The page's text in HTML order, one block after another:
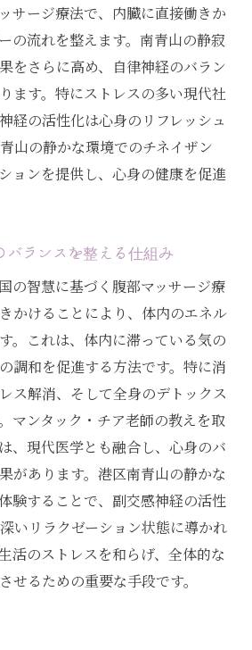
で体験するマンタック・チア老
・チア老師の教えがもたらす心
けるチネイザンの施術とその効
感
かな環境がもたらすリラクゼー
による体内デトックスの仕組み
でのチネイザン体験の具体的な
効果を高めるチネイザンの施術
チネイザンがもたらす健康効果
のデトックス効果を実感する方
合で深いリラクゼーションを南
ネイザン
サージ療法で、内臓に直接働きか
の流れを整えます。南青山の静寂
をさらに高め、自律神経のバラン
ます。特にストレスの多い現代社
経の活性化は心身のリフレッシュ
山の静かな環境でのチネイザン
ョンを提供し、心身の健康を促進
バランスを整える仕組み
の智慧に基づく腹部マッサージ療
かけることにより、体内のエネル
。これは、体内に滞っている気の
調和を促進する方法です。特に消
ス解消、そして全身のデトックス
マンタック・チア老師の教えを取
、現代医学とも融合し、心身のバ
があります。港区南青山の静かな
験することで、副交感神経の活性
いリラクゼーション状態に導かれ
活のストレスを和らげ、全体的な
せるための重要な手段です。